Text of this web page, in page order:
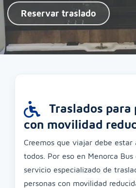
Reservar traslado
Traslados para
con movilidad
Creemos que viajar debe estar
todos. Por eso en Menorca Bus
servicio especializado de
personas con movilidad